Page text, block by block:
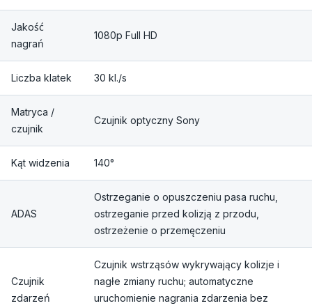
Jakość
nagrań
1080p Full HD
Liczba klatek 30 kl./s
Matryca /
czujnik
Czujnik optyczny Sony
Kąt widzenia 140°
ADAS
Ostrzeganie o opuszczeniu pasa ruchu,
ostrzeganie przed kolizją z przodu,
ostrzeżenie o przemęczeniu
Czujnik
zdarzeń
Czujnik wstrząsów wykrywający kolizje i
nagłe zmiany ruchu; automatyczne
uruchomienie nagrania zdarzenia bez